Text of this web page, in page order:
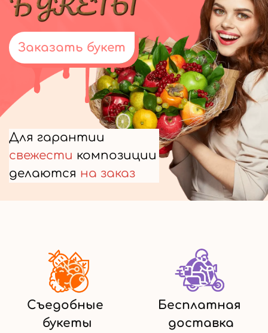
Заказать букет
Для гарантии
свежести композиции
делаются на заказ
Съедобные
букеты
Бесплатная
доставка